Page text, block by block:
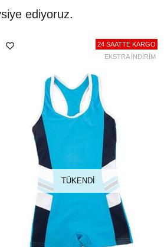
ediyoruz.
TÜKENDI
24 SAATTE KARGO
EKSTRA İNDİRİM